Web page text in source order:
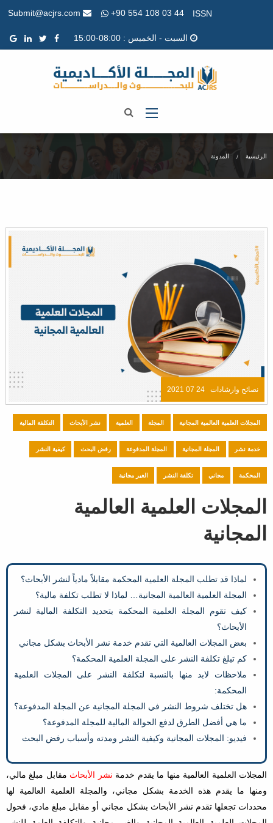
ISSN
+90 554 108 03 44
السبت - الخميس : 08:00-15:00
الرئيسية المدونة
نصائح وارشادات 24 07 2021
المجلات العلمية العالمية المجانية المجلة العلمية نشر الأبحاث التكلفة المالية
خدمة نشر المجلة المجانية المجلة المدفوعة رفض البحث كيفية النشر
المحكمة مجاني تكلفة النشر الغير مجانية
المجلات العلمية العالمية
المجانية
لماذا قد تطلب المجلة العلمية المحكمة مقابلاً مادياً لنشر الأبحاث؟
المجلة العلمية العالمية المجانية… لماذا لا تطلب تكلفة مالية؟
كيف تقوم المجلة العلمية المحكمة بتحديد التكلفة المالية لنشر
الأبحاث؟
بعض المجلات العالمية التي تقدم خدمة نشر الأبحاث بشكل مجاني
كم تبلغ تكلفة النشر على المجلة العلمية المحكمة؟
ملاحظات لابد منها بالنسبة لتكلفة النشر على المجلات العلمية
المحكمة:
هل تختلف شروط النشر في المجلة المجانية عن المجلة المدفوعة؟
ما هي أفضل الطرق لدفع الحوالة المالية للمجلة المدفوعة؟
فيديو: المجلات المجانية وكيفية النشر ومدته وأسباب رفض البحث
المجلات العلمية العالمية منها ما يقدم خدمة نشر الأبحاث مقابل مبلغ مالي،
ومنها ما يقدم هذه الخدمة بشكل مجاني، والمجلة العلمية العالمية لها
محددات تجعلها تقدم نشر الأبحاث بشكل مجاني أو مقابل مبلغ مادي، فحول